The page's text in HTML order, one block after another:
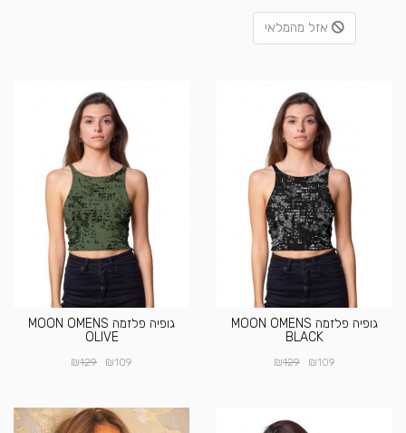
אזל מהמלאי
גופיה פלזמה MOON OMENS
BLACK
₪109
₪129
גופיה פלזמה MOON OMENS
OLIVE
₪109
₪129